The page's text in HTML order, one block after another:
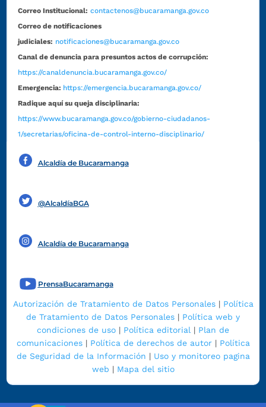
Correo Institucional: contactenos@bucaramanga.gov.co
Correo de notificaciones
judiciales: notificaciones@bucaramanga.gov.co
Canal de denuncia para presuntos actos de corrupción:
https://canaldenuncia.bucaramanga.gov.co/
Emergencia: https://emergencia.bucaramanga.gov.co/
Radique aquí su queja disciplinaria:
https://www.bucaramanga.gov.co/gobierno-ciudadanos-
1/secretarias/oficina-de-control-interno-disciplinario/
Alcaldía de Bucaramanga
@AlcaldíaBGA
Alcaldía de Bucaramanga
PrensaBucaramanga
Autorización de Tratamiento de Datos Personales| Política
de Tratamiento de Datos Personales | Política web y
condiciones de uso | Política editorial | Plan de
comunicaciones| Política de derechos de autor| Política
de Seguridad de la Información | Uso y monitoreo pagina
web | Mapa del sitio